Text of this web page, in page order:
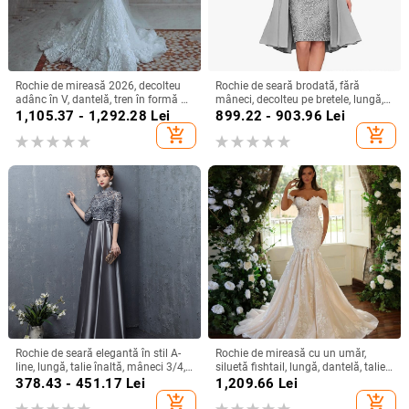
Rochie de mireasă 2026, decolteu
adânc în V, dantelă, tren în formă de
coadă de pește, stil european-
american
1,105.37 - 1,292.28 Lei
add_shopping_cart
Rochie de seară brodată, fără
mâneci, decolteu pe bretele, lungă,
siluetă la talia medie
899.22 - 903.96 Lei
add_shopping_cart
Rochie de seară elegantă în stil A-
line, lungă, talie înaltă, mâneci 3/4,
material poliester
378.43 - 451.17 Lei
add_shopping_cart
Rochie de mireasă cu un umăr,
siluetă fishtail, lungă, dantelă, talie
înaltă, mâneci 3/4
1,209.66 Lei
add_shopping_cart